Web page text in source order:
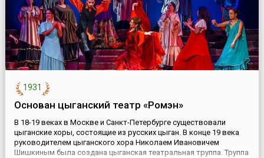
1931
Основан цыганский театр «Ромэн»
В 18-19 веках в Москве и Санкт-Петербурге существовали
цыганские хоры, состоящие из русских цыган. В конце 19 века
руководителем цыганского хора Николаем Ивановичем
Шишкиным была создана цыганская театральная труппа. Труппа